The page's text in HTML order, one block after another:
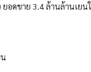
อดขาย 3.4 ล้านล้านเยน